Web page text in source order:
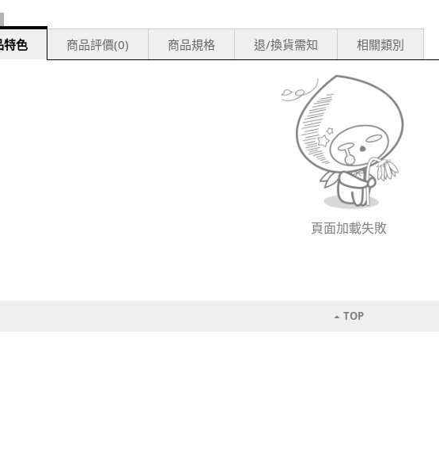
特色 商品評價(0) 商品規格 退/換貨需知 相關類別
頁面加載失敗
TOP